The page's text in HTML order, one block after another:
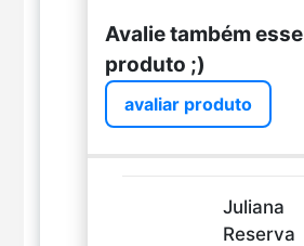
Avalie também esse
produto ;)
avaliar produto
Juliana
Reserva